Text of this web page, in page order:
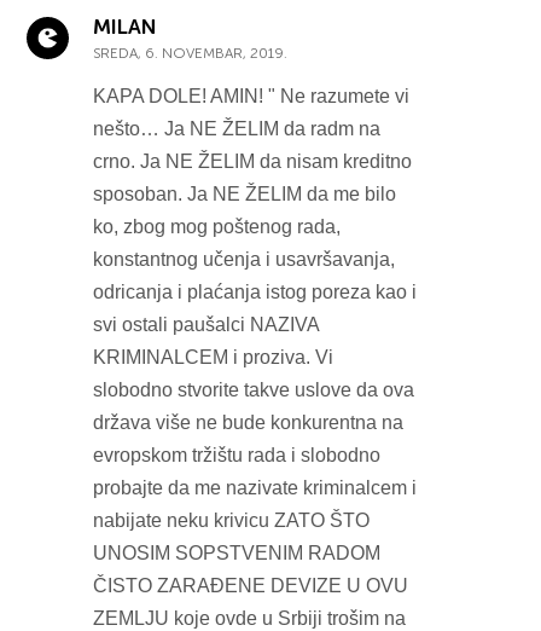
MILAN
SREDA, 6. NOVEMBAR, 2019.
KAPA DOLE! AMIN! " Ne razumete vi
nešto… Ja NE ŽELIM da radm na
crno. Ja NE ŽELIM da nisam kreditno
sposoban. Ja NE ŽELIM da me bilo
ko, zbog mog poštenog rada,
konstantnog učenja i usavršavanja,
odricanja i plaćanja istog poreza kao i
svi ostali paušalci NAZIVA
KRIMINALCEM i proziva. Vi
slobodno stvorite takve uslove da ova
država više ne bude konkurentna na
evropskom tržištu rada i slobodno
probajte da me nazivate kriminalcem i
nabijate neku krivicu ZATO ŠTO
UNOSIM SOPSTVENIM RADOM
ČISTO ZARAĐENE DEVIZE U OVU
ZEMLJU koje ovde u Srbiji trošim na